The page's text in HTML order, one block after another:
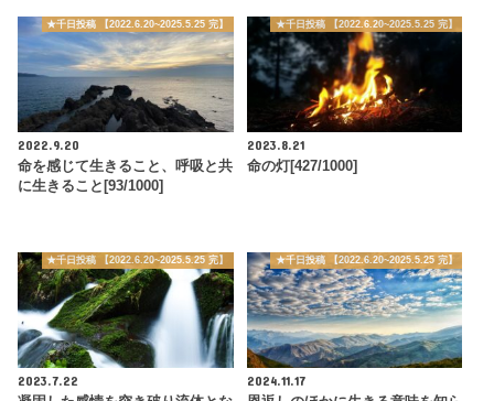
★千日投稿 【2022.6.20~2025.5.25 完】
2022.9.20
命を感じて生きること、呼吸と共
に生きること[93/1000]
★千日投稿 【2022.6.20~2025.5.25 完】
2023.8.21
命の灯[427/1000]
★千日投稿 【2022.6.20~2025.5.25 完】
2023.7.22
★千日投稿 【2022.6.20~2025.5.25 完】
2024.11.17